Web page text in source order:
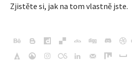
Zjistěte si, jak na tom vlastně jste.